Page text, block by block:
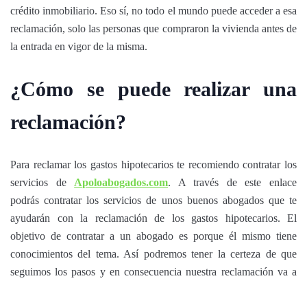
crédito inmobiliario. Eso sí, no todo el mundo puede acceder a esa
reclamación, solo las personas que compraron la vivienda antes de
la entrada en vigor de la misma.
¿Cómo se puede realizar una
reclamación?
Para reclamar los gastos hipotecarios te recomiendo contratar los
servicios de Apoloabogados.com. A través de este enlace
podrás contratar los servicios de unos buenos abogados que te
ayudarán con la reclamación de los gastos hipotecarios. El
objetivo de contratar a un abogado es porque él mismo tiene
conocimientos del tema. Así podremos tener la certeza de que
seguimos los pasos y en consecuencia nuestra reclamación va a